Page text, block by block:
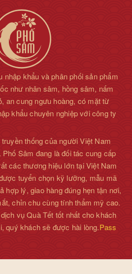
vị ngọt và khó uống có thể pha
dùng để dễ uống hơn.
hoặc sau khi ăn khoảng 30 phút.
khi đi vào giấc ngủ vì tinh chất
dùng mất ngủ.
nhập khẩu và phân phối sản phẩm
như nhân sâm, hồng sâm, nấm
an cung ngưu hoàng, có mặt từ
khẩu chuyên nghiệp với công ty
thống của người Việt Nam
Sâm đang là đối tác cung cấp
các thương hiệu lớn tại Việt Nam
tuyển chọn kỹ lưỡng, mẫu mã
hợp lý, giao hàng đúng hẹn tận nơi,
chỉn chu cùng tính thẩm mỹ cao.
vụ Quà Tết tốt nhất cho khách
quý khách sẽ được hài lòng.Pass